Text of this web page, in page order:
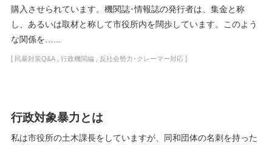
購入させられています。機関誌･情報誌の発行者は、集金と称
し、あるいは取材と称して市役所内を闊歩しています。このよう
な関係を…...
[ 民暴対策Q&A, 行政機関編, 反社会勢力･クレーマー対応]
行政対象暴力とは
私は市役所の土木課長をしていますが、同和団体の名刺を持った